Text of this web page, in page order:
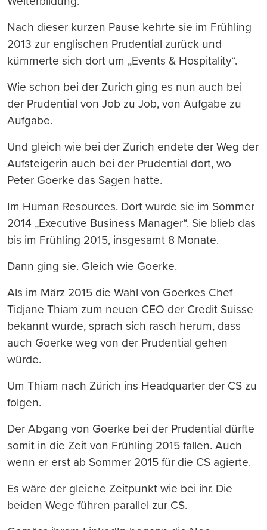
Nach dieser kurzen Pause kehrte sie im Frühling
2013 zur englischen Prudential zurück und
kümmerte sich dort um „Events & Hospitality“.
Wie schon bei der Zurich ging es nun auch bei
der Prudential von Job zu Job, von Aufgabe zu
Aufgabe.
Und gleich wie bei der Zurich endete der Weg der
Aufsteigerin auch bei der Prudential dort, wo
Peter Goerke das Sagen hatte.
Im Human Resources. Dort wurde sie im Sommer
2014 „Executive Business Manager“. Sie blieb das
bis im Frühling 2015, insgesamt 8 Monate.
Dann ging sie. Gleich wie Goerke.
Als im März 2015 die Wahl von Goerkes Chef
Tidjane Thiam zum neuen CEO der Credit Suisse
bekannt wurde, sprach sich rasch herum, dass
auch Goerke weg von der Prudential gehen
würde.
Um Thiam nach Zürich ins Headquarter der CS zu
folgen.
Der Abgang von Goerke bei der Prudential dürfte
somit in die Zeit von Frühling 2015 fallen. Auch
wenn er erst ab Sommer 2015 für die CS agierte.
Es wäre der gleiche Zeitpunkt wie bei ihr. Die
beiden Wege führen parallel zur CS.